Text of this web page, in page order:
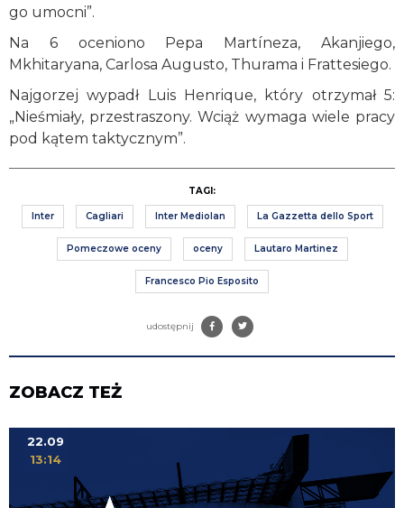
go umocni”.
Na 6 oceniono Pepa Martíneza, Akanjiego,
Mkhitaryana, Carlosa Augusto, Thurama i Frattesiego.
Najgorzej wypadł Luis Henrique, który otrzymał 5:
„Nieśmiały, przestraszony. Wciąż wymaga wiele pracy
pod kątem taktycznym”.
TAGI:
Inter Cagliari Inter Mediolan La Gazzetta dello Sport
Pomeczowe oceny oceny Lautaro Martinez
Francesco Pio Esposito
udostępnij
ZOBACZ TEŻ
22.09
13:14